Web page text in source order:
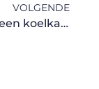
VOLGENDE
Wat doet een koelkast en hoe kan je hem repareren?